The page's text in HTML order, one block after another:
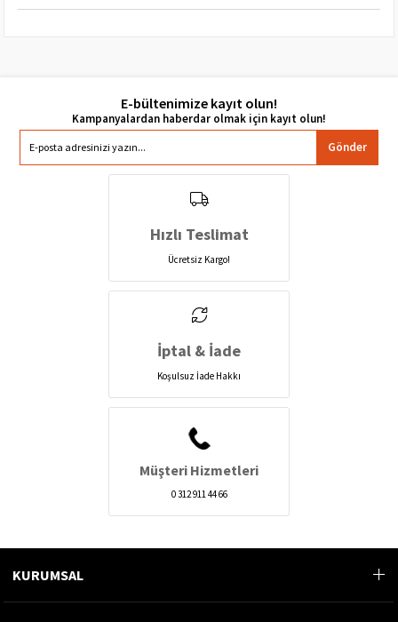
E-bültenimize kayıt olun!
Gönder
Hızlı Teslimat
Ücretsiz Kargo!
İptal & İade
Koşulsuz İade Hakkı
Müşteri Hizmetleri
0 312 911 44 66
KURUMSAL